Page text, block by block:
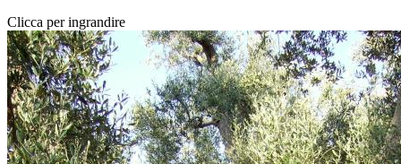
Clicca per ingrandire